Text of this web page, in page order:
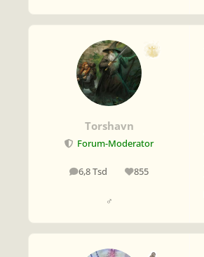
Torshavn
Forum-Moderator
6,8 Tsd
Beiträge 855
Reputation
♂